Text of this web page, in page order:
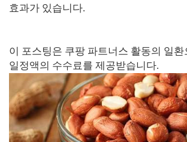
효과가 있습니다.
이 포스팅은 쿠팡 파트너스 활동의 일환
일정액의 수수료를 제공받습니다.